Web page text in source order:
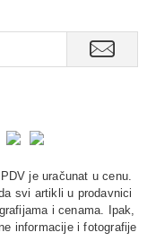
je uračunat u cenu.
svi artikli u prodavnici
i cenama. Ipak,
informacije i fotografije